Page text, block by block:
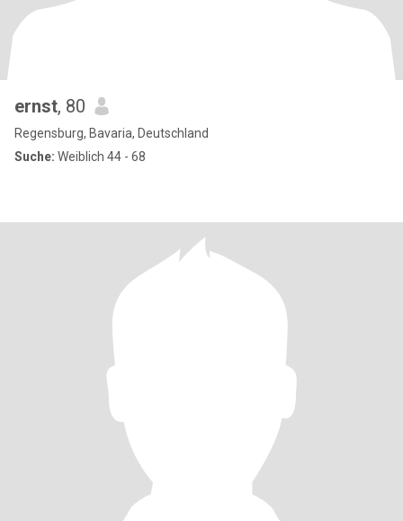
ernst, 80
Regensburg, Bavaria, Deutschland
Suche: Weiblich 44 - 68